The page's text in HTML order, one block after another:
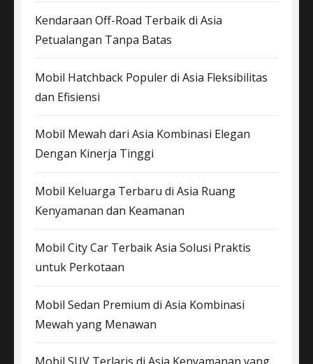
Kendaraan Off-Road Terbaik di Asia
Petualangan Tanpa Batas
Mobil Hatchback Populer di Asia Fleksibilitas
dan Efisiensi
Mobil Mewah dari Asia Kombinasi Elegan
Dengan Kinerja Tinggi
Mobil Keluarga Terbaru di Asia Ruang
Kenyamanan dan Keamanan
Mobil City Car Terbaik Asia Solusi Praktis
untuk Perkotaan
Mobil Sedan Premium di Asia Kombinasi
Mewah yang Menawan